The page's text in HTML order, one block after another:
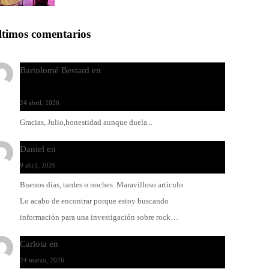
comentarios
Bartolomé Bestard en
24 abril, 2026
Gracias, Julio,honestidad aunque duela...
Daniel en
9 abril, 2026
Buenos días, tardes o noches. Maravilloso artículo.
Lo acabo de encontrar porque estoy buscando
información para una investigación sobre rock…
Carlota en
24 marzo, 2026